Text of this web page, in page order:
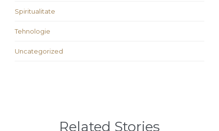
Spiritualitate
Tehnologie
Uncategorized
Related Stories